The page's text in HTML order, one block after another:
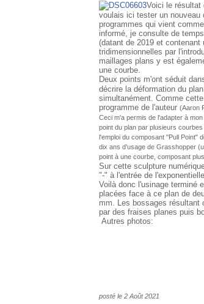
Voici le résultat
voulais ici tester un nouveau
programmes qui vient
informé, je consulte de
(datant de 2019 et
tridimensionnelles par
maillages plans y est
une courbe.
Deux points m'ont séduit
décrire la déformation du
simultanément. Comme
programme de l'auteur (Aaron
Ceci m'a permis de l'adapter à
point du plan par plusieurs
l'emploi du composant "Pull Point"
dix ans d'usage de Grasshopper
point à une courbe, composant
Sur cette sculpture
"-" à l'entrée de
Voilà donc l'usinage terminé
placées face à ce plan de
mm. Les bossages résultant
par des fraises planes puis
Autres photos:
posté le 2 Août 2021